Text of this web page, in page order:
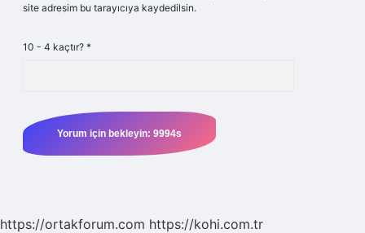
site adresim bu tarayıcıya kaydedilsin.
10 - 4 kaçtır? *
https://ortakforum.com https://kohi.com.tr